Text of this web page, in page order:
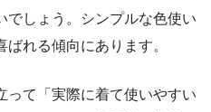
でしょう。シンプルな色使い
れる傾向にあります。
って「実際に着て使いやすい